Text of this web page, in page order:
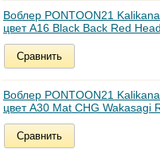
Воблер PONTOON21
цвет A16 Black Back Red Head
Сравнить
Воблер PONTOON21
цвет A30 Mat CHG Wakasagi
Сравнить